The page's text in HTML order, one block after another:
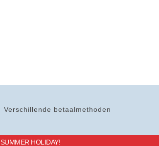
Verschillende betaalmethoden
SUMMER HOLIDAY!